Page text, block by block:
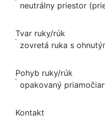
neutrálny priestor
Tvar ruky/rúk
zovretá ruka s
Pohyb ruky/rúk
opakovaný
Kontakt